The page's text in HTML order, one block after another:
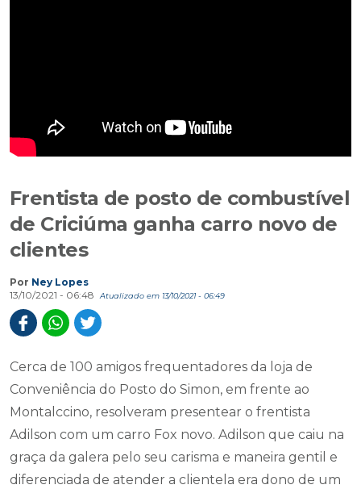
Frentista de posto de combustível
de Criciúma ganha carro novo de
clientes
Por Ney Lopes
13/10/2021 - 06:48
Atualizado em 13/10/2021 - 06:49
Cerca de 100 amigos frequentadores da loja de
Conveniência do Posto do Simon, em frente ao
Montalccino, resolveram presentear o frentista
Adilson com um carro Fox novo. Adilson que caiu na
graça da galera pelo seu carisma e maneira gentil e
diferenciada de atender a clientela era dono de um